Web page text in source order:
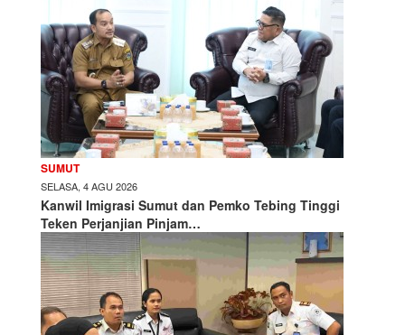
SUMUT
SELASA, 4 AGU 2026
Kanwil Imigrasi Sumut dan Pemko Tebing Tinggi
Teken Perjanjian Pinjam…